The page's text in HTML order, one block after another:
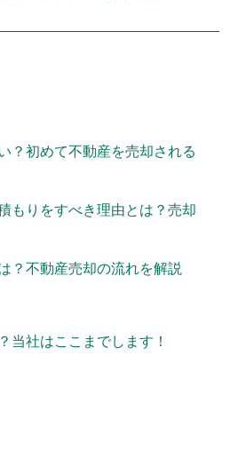
？初めて不動産を売却される
もりをすべき理由とは？売却
？不動産売却の流れを解説
当社はここまでします！